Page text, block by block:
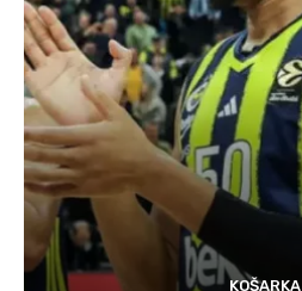
KOŠARKA